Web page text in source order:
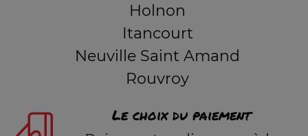
Holnon
Itancourt
Neuville Saint Amand
Rouvroy
Le choix du paiement